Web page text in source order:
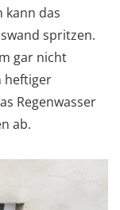
kann das
spritzen.
gar nicht
heftiger
Regenwasser
ab.